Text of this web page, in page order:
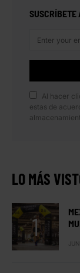
SUSCRÍBETE
Al hacer
estas de
LO MÁS